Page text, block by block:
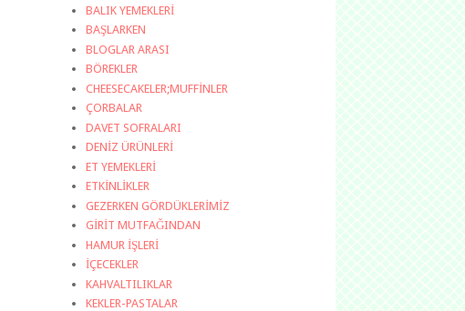
BALIK YEMEKLERİ
BAŞLARKEN
BLOGLAR ARASI
BÖREKLER
CHEESECAKELER;MUFFİNLER
ÇORBALAR
DAVET SOFRALARI
DENİZ ÜRÜNLERİ
ET YEMEKLERİ
ETKİNLİKLER
GEZERKEN GÖRDÜKLERİMİZ
GİRİT MUTFAĞINDAN
HAMUR İŞLERİ
İÇECEKLER
KAHVALTILIKLAR
KEKLER-PASTALAR